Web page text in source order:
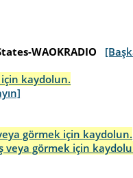
WAOKRADIO
kaydolun.
görmek için kaydolun.
veya görmek için